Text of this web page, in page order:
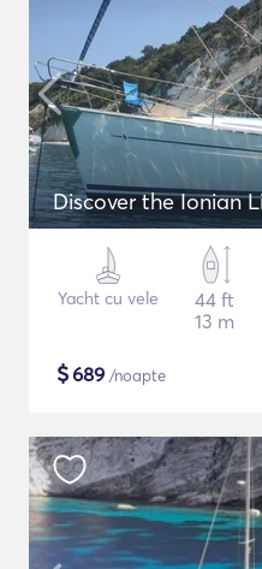
Discover the Ionian
Yacht cu vele
44 ft
13 m
$689 /noapte